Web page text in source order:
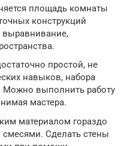
площадь комнаты
конструкций
простой, не
навыков, набора
Можно выполнить работу
мастера.
материалом гораздо
Сделать стены